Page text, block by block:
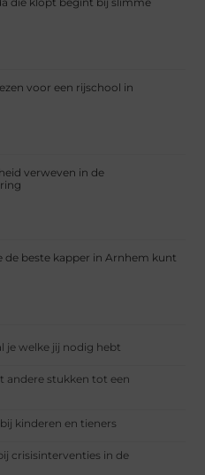
voor een rijschool in
verweven in de
de beste kapper in Arnhem kunt
je welke jij nodig hebt
andere stukken tot een
kinderen en tieners
crisisinterventies in de